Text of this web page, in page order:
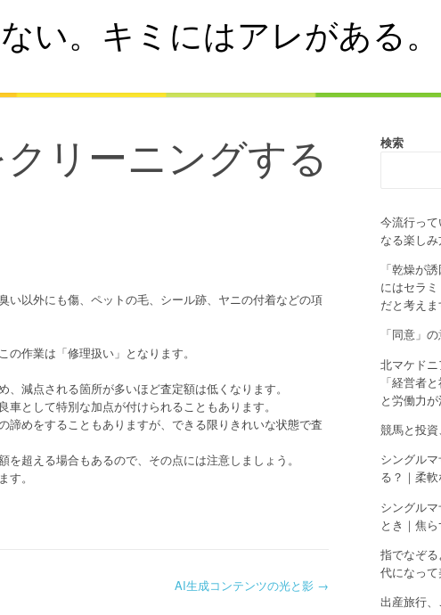
い。キミにはアレがある。
リーニングする
い以外にも傷、ペットの毛、シール跡、ヤニの付着などの項
作業は「修理扱い」となります。
減点される箇所が多いほど査定額は低くなります。
として特別な加点が付けられることもあります。
諦めをすることもありますが、できる限りきれいな状態で査
超える場合もあるので、その点には注意しましょう。
。
AI生成コンテンツの光と影 →
検索
今流行っ
なる楽し
「乾燥が
にはセラ
だと考えま
「同意」
北マケド
「経営者
と労働力
競馬と投
シングル
る？｜柔
シングル
とき｜焦
指でなぞ
代になっ
出産旅行、